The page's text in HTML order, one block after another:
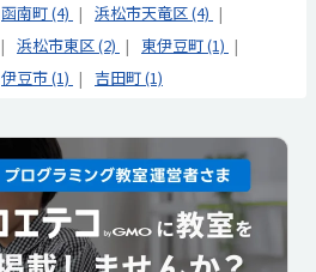
函南町 (4)
浜松市天竜区 (4)
浜松市東区 (2)
東伊豆町 (1)
伊豆市 (1) 吉田町 (1)